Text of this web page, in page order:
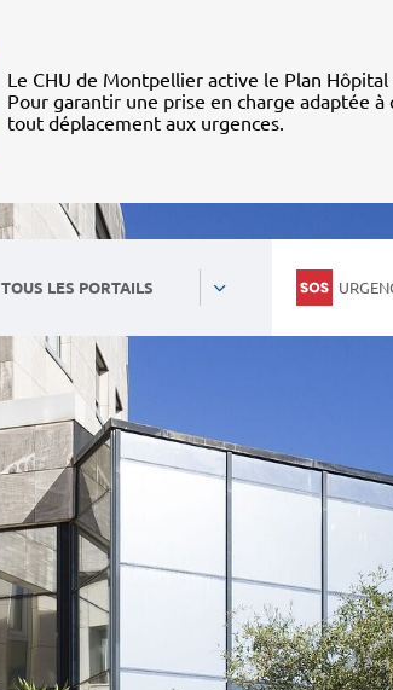
Le CHU de Montpellier active le Plan Hôpital
Pour garantir une prise en charge adaptée à
tout déplacement aux urgences.
TOUS LES PORTAILS